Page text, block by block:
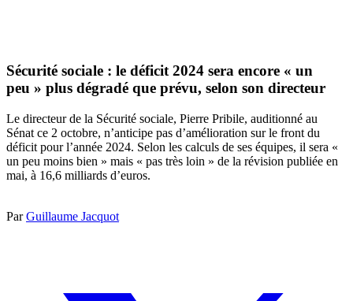
Sécurité sociale : le déficit 2024 sera encore « un
peu » plus dégradé que prévu, selon son directeur
Le directeur de la Sécurité sociale, Pierre Pribile, auditionné au
Sénat ce 2 octobre, n’anticipe pas d’amélioration sur le front du
déficit pour l’année 2024. Selon les calculs de ses équipes, il sera «
un peu moins bien » mais « pas très loin » de la révision publiée en
mai, à 16,6 milliards d’euros.
ParGuillaume Jacquot